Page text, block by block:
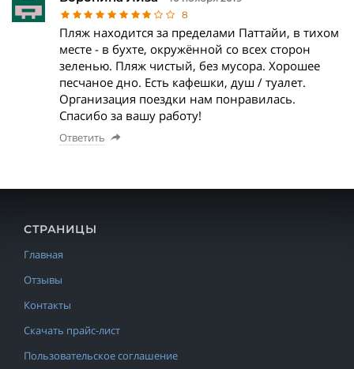
8
Пляж находится за пределами Паттайи, в тихом
месте - в бухте, окружённой со всех сторон
зеленью. Пляж чистый, без мусора. Хорошее
песчаное дно. Есть кафешки, душ / туалет.
Организация поездки нам понравилась.
Спасибо за вашу работу!
Ответить
СТРАНИЦЫ
Главная
Отзывы
Контакты
Скачать прайс-лист
Пользовательское соглашение